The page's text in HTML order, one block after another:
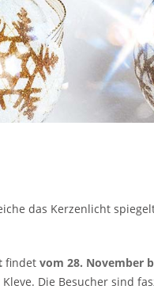
das Kerzenlicht
findet vom 28. November
Die Besucher sind